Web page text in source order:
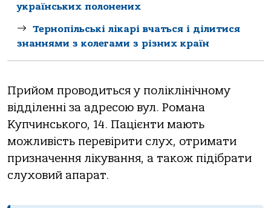
українських полонених
Тернопільські лікарі вчаться і ділитися
знаннями з колегами з різних країн
Прийом проводиться у поліклінічному
відділенні за адресою вул. Романа
Купчинського, 14. Пацієнти мають
можливість перевірити слух, отримати
призначення лікування, а також підібрати
слуховий апарат.